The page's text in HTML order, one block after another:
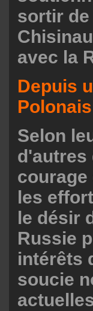
sortir de
avec la
Depuis
Selon
d'autres
courage
les
le désir
Russie
intérêts
soucie